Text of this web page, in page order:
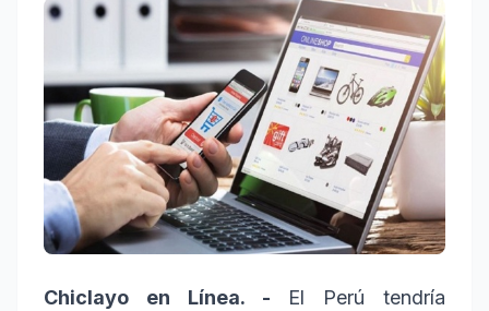
Chiclayo en Línea. - El Perú tendría